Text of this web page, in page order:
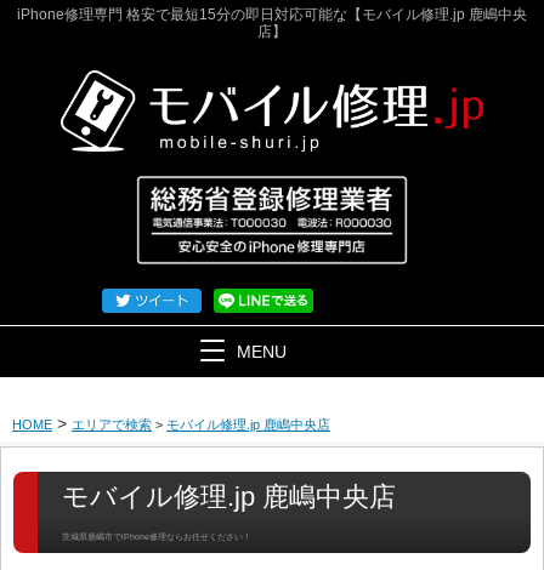
iPhone修理専門 格安で最短15分の即日対応可能な【モバイル修理.jp 鹿嶋中央
店】
MENU
HOME > エリアで検索 > モバイル修理.jp 鹿嶋中央店
モバイル修理.jp 鹿嶋中央店
茨城県鹿嶋市でiPhone修理ならお任せください！